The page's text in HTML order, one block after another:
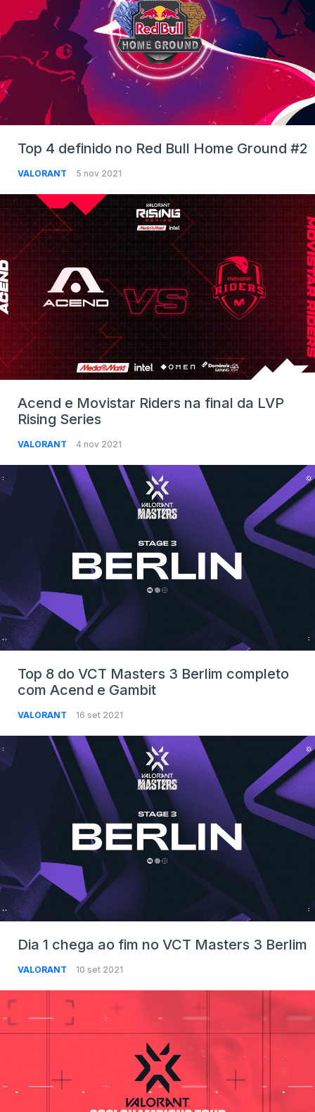
Top 4 definido no Red Bull Home Ground #2
VALORANT 5 nov 2021
Acend e Movistar Riders na final da LVP
Rising Series
VALORANT 4 nov 2021
Top 8 do VCT Masters 3 Berlim completo
com Acend e Gambit
VALORANT 16 set 2021
Dia 1 chega ao fim no VCT Masters 3 Berlim
VALORANT 10 set 2021